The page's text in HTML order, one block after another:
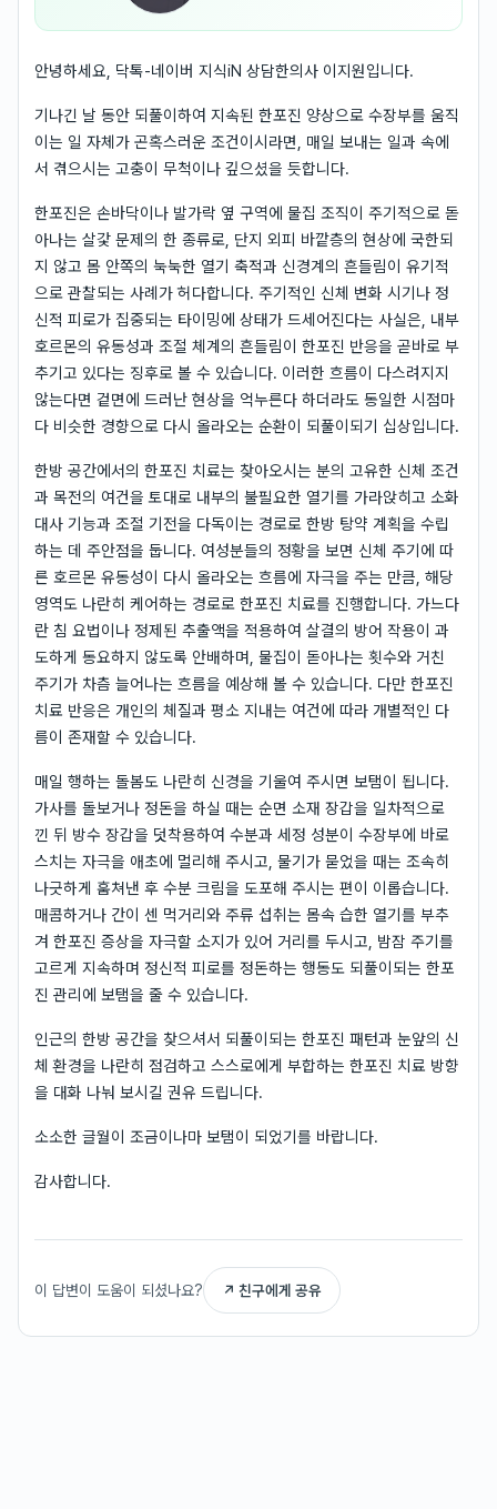
안녕하세요, 닥톡-네이버 지식iN 상담한의사 이지원입니다.
기나긴 날 동안 되풀이하여 지속된 한포진 양상으로 수장부를 움직
이는 일 자체가 곤혹스러운 조건이시라면, 매일 보내는 일과 속에
서 겪으시는 고충이 무척이나 깊으셨을 듯합니다.
한포진은 손바닥이나 발가락 옆 구역에 물집 조직이 주기적으로 돋
아나는 살갗 문제의 한 종류로, 단지 외피 바깥층의 현상에 국한되
지 않고 몸 안쪽의 눅눅한 열기 축적과 신경계의 흔들림이 유기적
으로 관찰되는 사례가 허다합니다. 주기적인 신체 변화 시기나 정
신적 피로가 집중되는 타이밍에 상태가 드세어진다는 사실은, 내부
호르몬의 유동성과 조절 체계의 흔들림이 한포진 반응을 곧바로 부
추기고 있다는 징후로 볼 수 있습니다. 이러한 흐름이 다스려지지
않는다면 겉면에 드러난 현상을 억누른다 하더라도 동일한 시점마
다 비슷한 경향으로 다시 올라오는 순환이 되풀이되기 십상입니다.
한방 공간에서의 한포진 치료는 찾아오시는 분의 고유한 신체 조건
과 목전의 여건을 토대로 내부의 불필요한 열기를 가라앉히고 소화
대사 기능과 조절 기전을 다독이는 경로로 한방 탕약 계획을 수립
하는 데 주안점을 둡니다. 여성분들의 정황을 보면 신체 주기에 따
른 호르몬 유동성이 다시 올라오는 흐름에 자극을 주는 만큼, 해당
영역도 나란히 케어하는 경로로 한포진 치료를 진행합니다. 가느다
란 침 요법이나 정제된 추출액을 적용하여 살결의 방어 작용이 과
도하게 동요하지 않도록 안배하며, 물집이 돋아나는 횟수와 거친
주기가 차츰 늘어나는 흐름을 예상해 볼 수 있습니다. 다만 한포진
치료 반응은 개인의 체질과 평소 지내는 여건에 따라 개별적인 다
름이 존재할 수 있습니다.
매일 행하는 돌봄도 나란히 신경을 기울여 주시면 보탬이 됩니다.
가사를 돌보거나 정돈을 하실 때는 순면 소재 장갑을 일차적으로
낀 뒤 방수 장갑을 덧착용하여 수분과 세정 성분이 수장부에 바로
스치는 자극을 애초에 멀리해 주시고, 물기가 묻었을 때는 조속히
나긋하게 훔쳐낸 후 수분 크림을 도포해 주시는 편이 이롭습니다.
매콤하거나 간이 센 먹거리와 주류 섭취는 몸속 습한 열기를 부추
겨 한포진 증상을 자극할 소지가 있어 거리를 두시고, 밤잠 주기를
고르게 지속하며 정신적 피로를 정돈하는 행동도 되풀이되는 한포
진 관리에 보탬을 줄 수 있습니다.
인근의 한방 공간을 찾으셔서 되풀이되는 한포진 패턴과 눈앞의 신
체 환경을 나란히 점검하고 스스로에게 부합하는 한포진 치료 방향
을 대화 나눠 보시길 권유 드립니다.
소소한 글월이 조금이나마 보탬이 되었기를 바랍니다.
감사합니다.
이 답변이 도움이 되셨나요? ↗ 친구에게 공유